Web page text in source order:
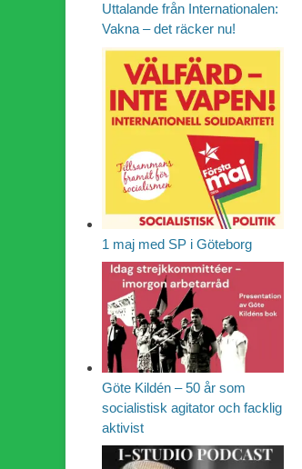
Uttalande från Internationalen:
Vakna – det räcker nu!
1 maj med SP i Göteborg
Göte Kildén – 50 år som
socialistisk agitator och facklig
aktivist